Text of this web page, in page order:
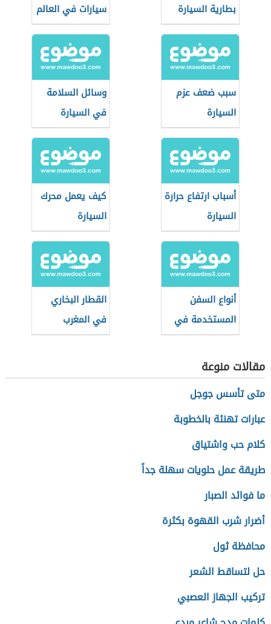
بطارية السيارة
سيارات في العالم
سبب ضعف عزم
السيارة
وسائل السلامة
في السيارة
أسباب ارتفاع حرارة
السيارة
كيف يعمل محرك
السيارة
أنواع السفن
المستخدمة في
الغوص للبحث عن
اللؤلؤ
القطار البخاري
في المغرب
مقالات منوعة
متى تأسس جوجل
عبارات تهنئة بالخطوبة
كلام حب واشتياق
طريقة عمل حلويات سهلة جداً
ما فوائد الصبار
أضرار شرب القهوة بكثرة
محافظة ثول
حل لتساقط الشعر
تركيب الجهاز العصبي